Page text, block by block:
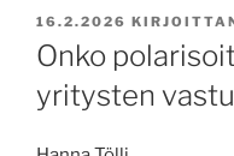
JULKAISTU
16.2.2026
Onko
yritysten